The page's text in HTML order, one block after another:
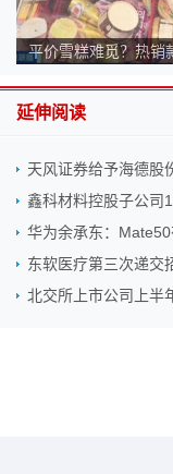
平价雪糕难觅？热销
延伸阅读
天风证券给予海德股
鑫科材料控股子公司
华为余承东：
东软医疗第三次递交
北交所上市公司上半